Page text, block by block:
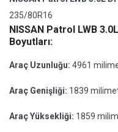
235/80R16
NISSAN Patrol LWB
Boyutları:
Araç Uzunluğu: 4961
Araç Genişliği: 1839
Araç Yüksekliği: 1859